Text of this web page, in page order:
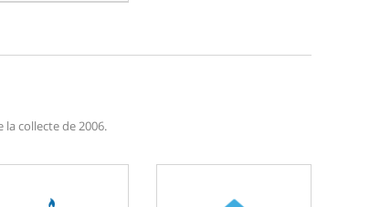
collecte de 2006.